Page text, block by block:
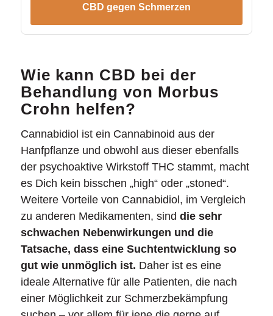
CBD gegen Schmerzen
Wie kann CBD bei der
Behandlung von Morbus
Crohn helfen?
Cannabidiol ist ein Cannabinoid aus der
Hanfpflanze und obwohl aus dieser ebenfalls
der psychoaktive Wirkstoff THC stammt, macht
es Dich kein bisschen „high“ oder „stoned“.
Weitere Vorteile von Cannabidiol, im Vergleich
zu anderen Medikamenten, sind die sehr
schwachen Nebenwirkungen und die
Tatsache, dass eine Suchtentwicklung so
gut wie unmöglich ist. Daher ist es eine
ideale Alternative für alle Patienten, die nach
einer Möglichkeit zur Schmerzbekämpfung